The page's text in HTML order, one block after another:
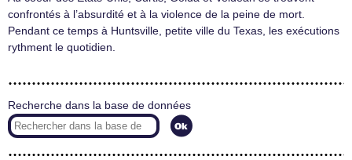
confrontés à l’absurdité et à la violence de la peine de mort.
Pendant ce temps à Huntsville, petite ville du Texas, les exécutions
rythment le quotidien.
Recherche dans la base de données